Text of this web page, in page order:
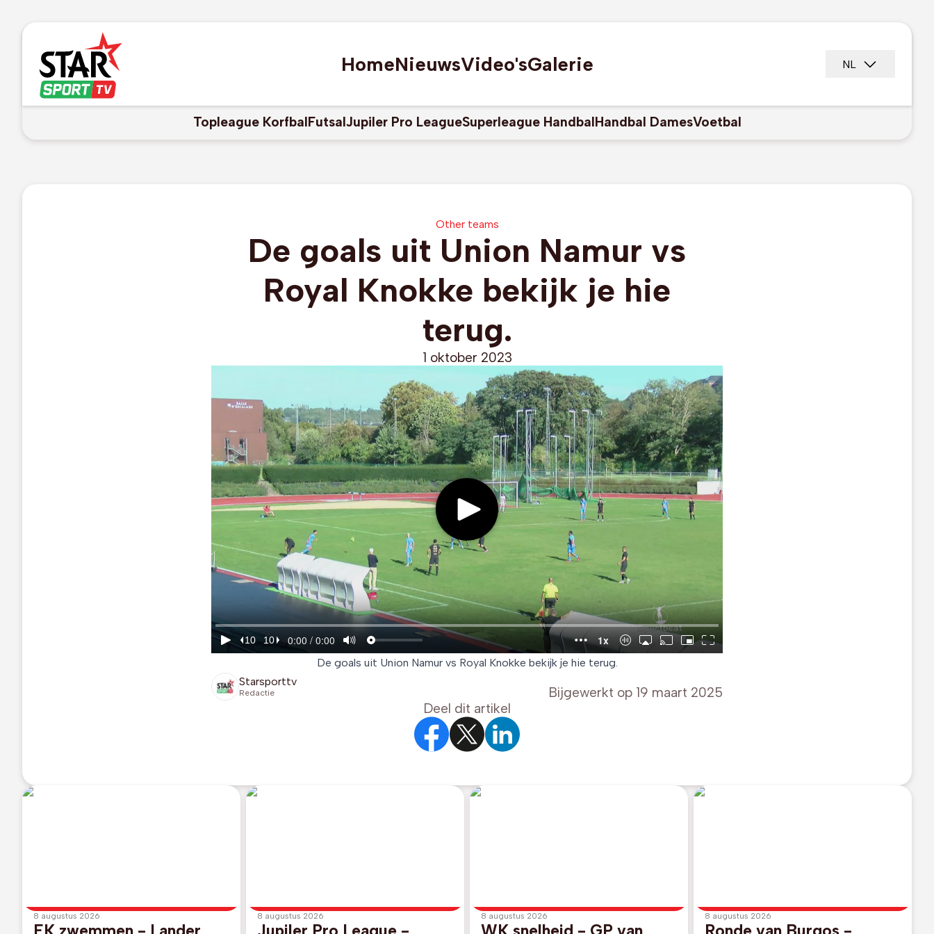
HomeNieuwsVideo'sGalerie NL
Topleague KorfbalFutsalJupiler Pro LeagueSuperleague HandbalHandbal DamesVoetbal
Other teams
De goals uit Union Namur vs
Royal Knokke bekijk je hie
terug.
1 oktober 2023
De goals uit Union Namur vs Royal Knokke bekijk je hie terug.
Starsporttv
Redactie Bijgewerkt op 19 maart 2025
Deel dit artikel
8 augustus 2026 8 augustus 2026 8 augustus 2026 8 augustus 2026